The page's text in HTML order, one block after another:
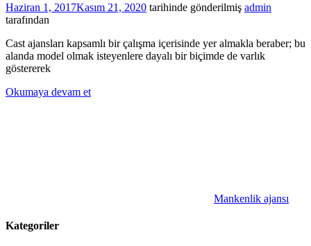
Haziran 1, 2017Kasım 21, 2020 tarihinde gönderilmiş admin
tarafından
Cast ajansları kapsamlı bir çalışma içerisinde yer almakla beraber; bu
alanda model olmak isteyenlere dayalı bir biçimde de varlık
göstererek
Okumaya devam et
Mankenlik ajansı
Kategoriler